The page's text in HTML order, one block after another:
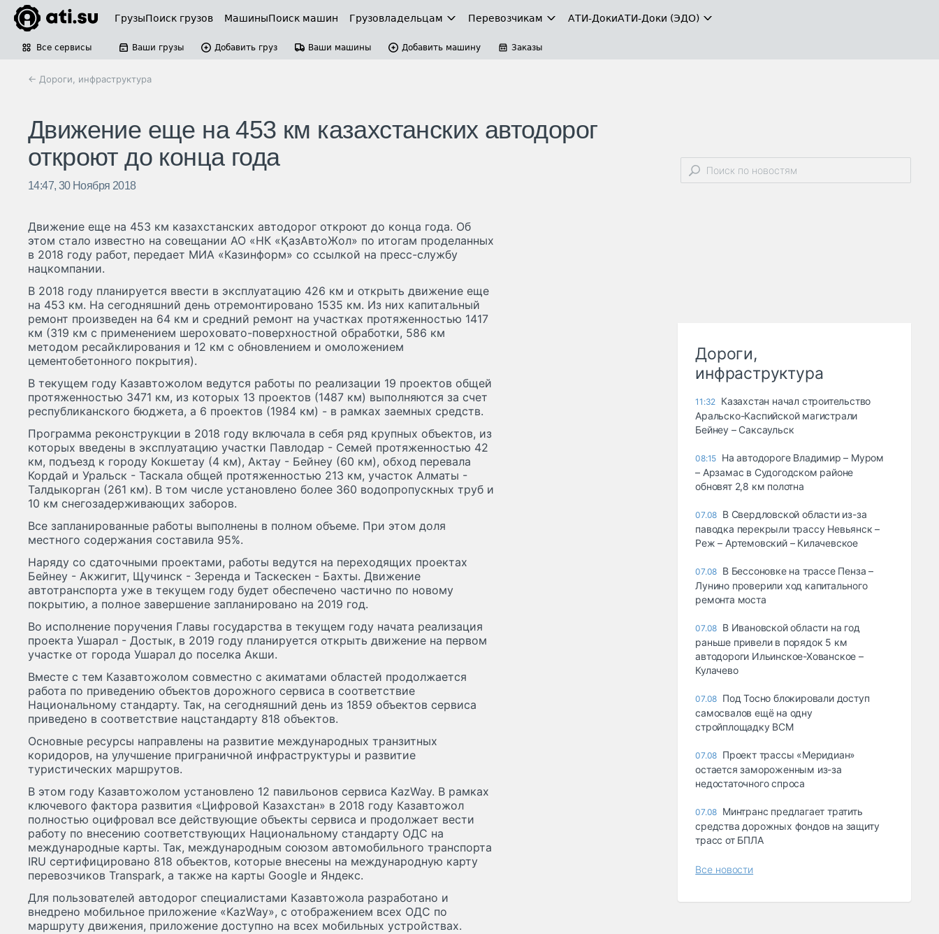
ГрузыПоиск грузов МашиныПоиск машин Грузовладельцам Перевозчикам АТИ-ДокиАТИ-Доки (ЭДО)
Все сервисы Ваши грузы Добавить груз Ваши машины Добавить машину Заказы
← Дороги, инфраструктура
Движение еще на 453 км казахстанских автодорог
откроют до конца года
14:47, 30 Ноября 2018
Движение еще на 453 км казахстанских автодорог откроют до конца года. Об
этом стало известно на совещании АО «НК «ҚазАвтоЖол» по итогам проделанных
в 2018 году работ, передает МИА «Казинформ» со ссылкой на пресс-службу
нацкомпании.
В 2018 году планируется ввести в эксплуатацию 426 км и открыть движение еще
на 453 км. На сегодняшний день отремонтировано 1535 км. Из них капитальный
ремонт произведен на 64 км и средний ремонт на участках протяженностью 1417
км (319 км с применением шероховато-поверхностной обработки, 586 км
методом ресайклирования и 12 км с обновлением и омоложением
цементобетонного покрытия).
В текущем году Казавтожолом ведутся работы по реализации 19 проектов общей
протяженностью 3471 км, из которых 13 проектов (1487 км) выполняются за счет
республиканского бюджета, а 6 проектов (1984 км) - в рамках заемных средств.
Программа реконструкции в 2018 году включала в себя ряд крупных объектов, из
которых введены в эксплуатацию участки Павлодар - Семей протяженностью 42
км, подъезд к городу Кокшетау (4 км), Актау - Бейнеу (60 км), обход перевала
Кордай и Уральск - Таскала общей протяженностью 213 км, участок Алматы -
Талдыкорган (261 км). В том числе установлено более 360 водопропускных труб и
10 км снегозадерживающих заборов.
Все запланированные работы выполнены в полном объеме. При этом доля
местного содержания составила 95%.
Наряду со сдаточными проектами, работы ведутся на переходящих проектах
Бейнеу - Акжигит, Щучинск - Зеренда и Таскескен - Бахты. Движение
автотранспорта уже в текущем году будет обеспечено частично по новому
покрытию, а полное завершение запланировано на 2019 год.
Во исполнение поручения Главы государства в текущем году начата реализация
проекта Ушарал - Достык, в 2019 году планируется открыть движение на первом
участке от города Ушарал до поселка Акши.
Вместе с тем Казавтожолом совместно с акиматами областей продолжается
работа по приведению объектов дорожного сервиса в соответствие
Национальному стандарту. Так, на сегодняшний день из 1859 объектов сервиса
приведено в соответствие нацстандарту 818 объектов.
Основные ресурсы направлены на развитие международных транзитных
коридоров, на улучшение приграничной инфраструктуры и развитие
туристических маршрутов.
В этом году Казавтожолом установлено 12 павильонов сервиса KazWay. В рамках
ключевого фактора развития «Цифровой Казахстан» в 2018 году Казавтожол
полностью оцифровал все действующие объекты сервиса и продолжает вести
работу по внесению соответствующих Национальному стандарту ОДС на
международные карты. Так, международным союзом автомобильного транспорта
IRU сертифицировано 818 объектов, которые внесены на международную карту
перевозчиков Transpark, а также на карты Google и Яндекс.
Для пользователей автодорог специалистами Казавтожола разработано и
внедрено мобильное приложение «KazWay», с отображением всех ОДС по
маршруту движения, приложение доступно на всех мобильных устройствах.
Дороги,
инфраструктура
11:32 Казахстан начал строительство
Аральско-Каспийской магистрали
Бейнеу – Саксаульск
08:15 На автодороге Владимир – Муром
– Арзамас в Судогодском районе
обновят 2,8 км полотна
07.08 В Свердловской области из-за
паводка перекрыли трассу Невьянск –
Реж – Артемовский – Килачевское
07.08 В Бессоновке на трассе Пенза –
Лунино проверили ход капитального
ремонта моста
07.08 В Ивановской области на год
раньше привели в порядок 5 км
автодороги Ильинское-Хованское –
Кулачево
07.08 Под Тосно блокировали доступ
самосвалов ещё на одну
стройплощадку ВСМ
07.08 Проект трассы «Меридиан»
остается замороженным из-за
недостаточного спроса
07.08 Минтранс предлагает тратить
средства дорожных фондов на защиту
трасс от БПЛА
Все новости